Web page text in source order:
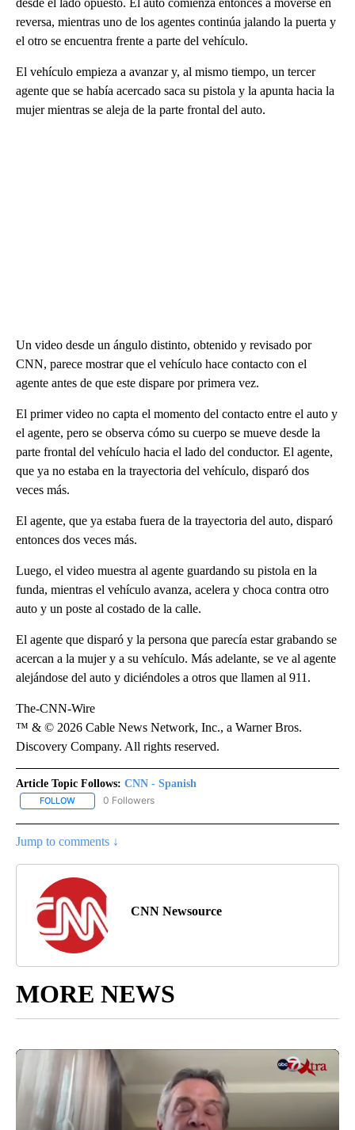
desde el lado opuesto. El auto comienza entonces a moverse en
reversa, mientras uno de los agentes continúa jalando la puerta y
el otro se encuentra frente a parte del vehículo.
El vehículo empieza a avanzar y, al mismo tiempo, un tercer
agente que se había acercado saca su pistola y la apunta hacia la
mujer mientras se aleja de la parte frontal del auto.
Un video desde un ángulo distinto, obtenido y revisado por
CNN, parece mostrar que el vehículo hace contacto con el
agente antes de que este dispare por primera vez.
El primer video no capta el momento del contacto entre el auto y
el agente, pero se observa cómo su cuerpo se mueve desde la
parte frontal del vehículo hacia el lado del conductor. El agente,
que ya no estaba en la trayectoria del vehículo, disparó dos
veces más.
El agente, que ya estaba fuera de la trayectoria del auto, disparó
entonces dos veces más.
Luego, el video muestra al agente guardando su pistola en la
funda, mientras el vehículo avanza, acelera y choca contra otro
auto y un poste al costado de la calle.
El agente que disparó y la persona que parecía estar grabando se
acercan a la mujer y a su vehículo. Más adelante, se ve al agente
alejándose del auto y diciéndoles a otros que llamen al 911.
The-CNN-Wire
™ & © 2026 Cable News Network, Inc., a Warner Bros.
Discovery Company. All rights reserved.
Article Topic Follows: CNN - Spanish
FOLLOW FOLLOW "CNN - SPANISH" TO RECEIVE NOTIFICATIONS ABOUT
0 Followers
Jump to comments ↓
CNN Newsource
MORE NEWS